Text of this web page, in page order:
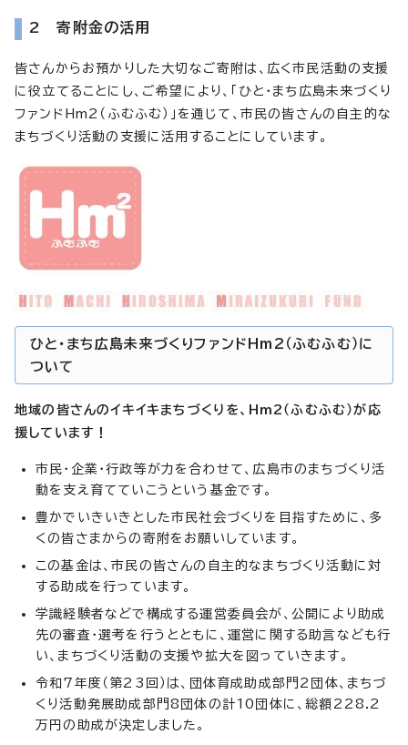
2 寄附金の活用
皆さんからお預かりした大切なご寄附は、広く市民活動の支援
に役立てることにし、ご希望により、「ひと・まち広島未来づくり
ファンドHm2（ふむふむ）」を通じて、市民の皆さんの自主的な
まちづくり活動の支援に活用することにしています。
ひと・まち広島未来づくりファンドHm2（ふむふむ）に
ついて
地域の皆さんのイキイキまちづくりを、Hm2（ふむふむ）が応
援しています！
市民・企業・行政等が力を合わせて、広島市のまちづくり活
動を支え育てていこうという基金です。
豊かでいきいきとした市民社会づくりを目指すために、多
くの皆さまからの寄附をお願いしています。
この基金は、市民の皆さんの自主的なまちづくり活動に対
する助成を行っています。
学識経験者などで構成する運営委員会が、公開により助成
先の審査・選考を行うとともに、運営に関する助言なども行
い、まちづくり活動の支援や拡大を図っていきます。
令和7年度（第23回）は、団体育成助成部門2団体、まちづ
くり活動発展助成部門8団体の計10団体に、総額228.2
万円の助成が決定しました。